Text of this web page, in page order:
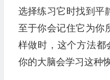
选择练习它时找到平
至于你会记住它为你
样做时，这个方法都
你的大脑会学习这种